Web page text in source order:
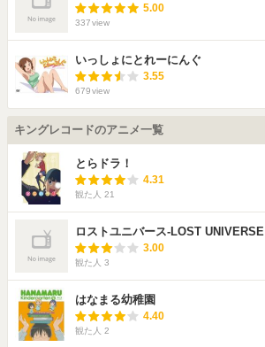
5.00
337view
いっしょにとれーにんぐ
3.55
679view
キングレコードのアニメ一覧
とらドラ！
4.31
観た人 21
ロストユニバース-LOST UNIVERSE
3.00
観た人 3
はなまる幼稚園
4.40
観た人 2